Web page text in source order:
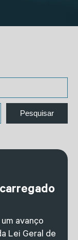
avanço
Lei Geral de